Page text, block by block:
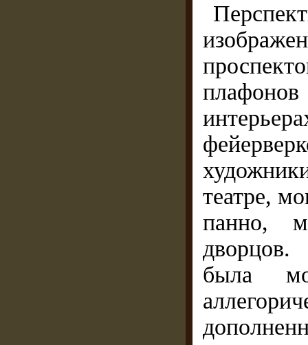
театре,
панно,
была